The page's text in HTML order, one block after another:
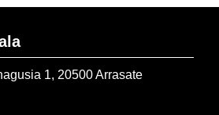
1, 20500 Arrasate